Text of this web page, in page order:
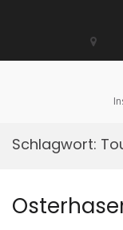
Schlagwort: